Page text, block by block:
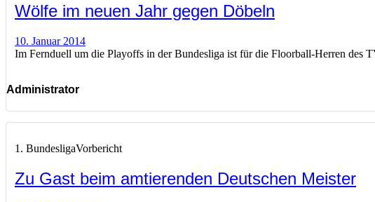
Wölfe im neuen Jahr gegen Döbeln
10. Januar 2014
Im Fernduell um die Playoffs in der Bundesliga ist für die Floorball-Herren des
Administrator
1. BundesligaVorbericht
Zu Gast beim amtierenden Deutschen Meister